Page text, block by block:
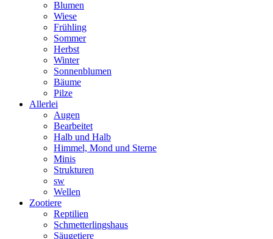
Blumen
Wiese
Frühling
Sommer
Herbst
Winter
Sonnenblumen
Bäume
Pilze
Allerlei
Augen
Bearbeitet
Halb und Halb
Himmel, Mond und Sterne
Minis
Strukturen
sw
Wellen
Zootiere
Reptilien
Schmetterlingshaus
Säugetiere